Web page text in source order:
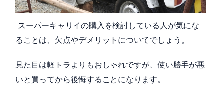
スーパーキャリイの購入を検討している人が気にな
ることは、欠点やデメリットについてでしょう。
見た目は軽トラよりもおしゃれですが、使い勝手が悪
いと買ってから後悔することになります。